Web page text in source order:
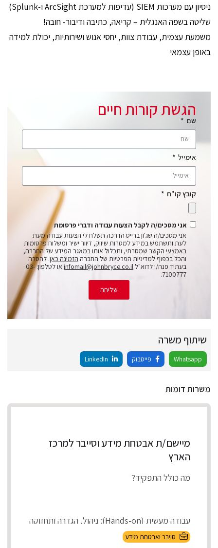
ניסיון עם מערכות SIEM (עדיפות למערכת ArcSight ו-Splunk)
שליטה בשפה האנגלית – קריאה, כתיבה ודיבור- חובה!
משמעת עצמית, עבודת צוות, יחסי אנוש ושירותיות, יכולת למידה
באופן עצמאי
הגשת קורות חיים
שם
אימייל
קובץ קו"ח
אני מסכים/ה לקבל הצעות עבודה ודברי פרסומת
אני מסכים/ה שג'ון ברייס הדרכה תשלח לי הצעות עבודה מעת
לעת ותשתמש במידע למטרות שיווק, דיוור ישיר ומשלוח פרסומות
באמצעי הקשר שמסרתי, ותכלול אותו במאגר המידע של החברה,
והכל בכפוף למדיניות הפרטיות של החברה הזמינה כאן. להסרה
בעתיד פנה/י לדוא"ל infomail@johnbryce.co.il
או לטלפון: 03-
7100777.
שליחה
שיתוף משרה
Whatsapp פייסבוק
משרות דומות
מיישם/ת אבטחת מידע וסייבר למרכז
הארץ
מה כולל התפקיד?
עבודה מעשית (Hands-on): ניהול, הגדרה ותחזוקה
ובענן).סייבר ואבטחת מידע